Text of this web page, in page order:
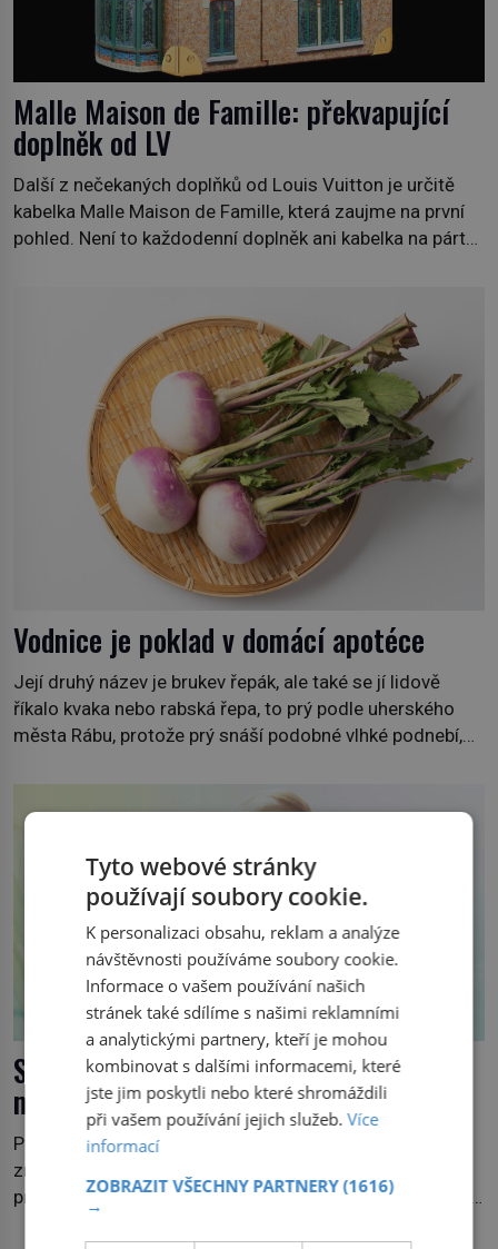
Malle Maison de Famille: překvapující
doplněk od LV
Další z nečekaných doplňků od Louis Vuitton je určitě
kabelka Malle Maison de Famille, která zaujme na první
pohled. Není to každodenní doplněk ani kabelka na párty,
adrese 18 Rue Louis Vuitton, které bylo postaveno v
roce 1869. […]
Vodnice je poklad v domácí apotéce
Její druhý název je brukev řepák, ale také se jí lidově
říkalo kvaka nebo rabská řepa, to prý podle uherského
města Rábu, protože prý snáší podobné vlhké podnebí,
někdy i v obchodech. Její bulvy jsou bílé, nahoře někdy
fialové a chutí […]
Swarovski vytvořil s Arianou Grande
mytickou zahradu
Po úspěchu první spolupráce s Arianou Grande nyní
značka představuje její pokračování. Nová kolekce
propojuje fantazii, přírodu a jemné řemeslné zpracování
Tyto webové stránky
používají soubory cookie.
K personalizaci obsahu, reklam a analýze
návštěvnosti používáme soubory cookie.
Informace o vašem používání našich
stránek také sdílíme s našimi reklamními
a analytickými partnery, kteří je mohou
kombinovat s dalšími informacemi, které
jste jim poskytli nebo které shromáždili
při vašem používání jejich služeb.Více
informací
ZOBRAZIT VŠECHNY PARTNERY(1616)
→